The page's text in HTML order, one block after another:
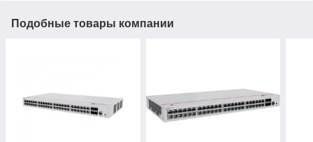
Подобные товары компании